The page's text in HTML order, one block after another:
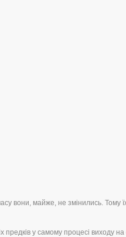
вони, майже, не змінились. Тому
предків у самому процесі виходу